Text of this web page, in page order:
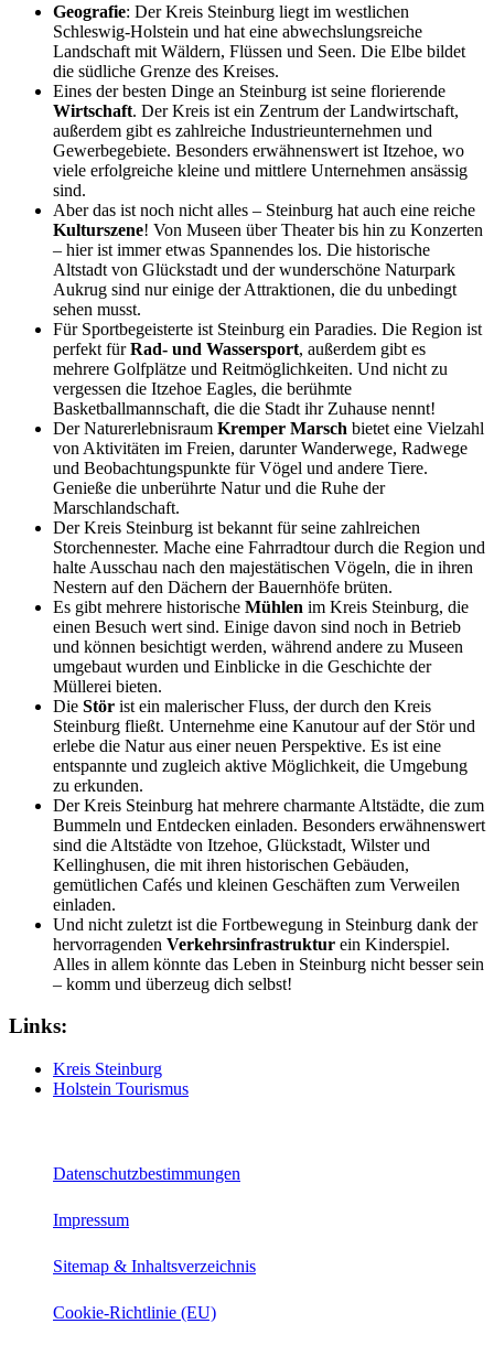
Geografie: Der Kreis Steinburg liegt im westlichen
Schleswig-Holstein und hat eine abwechslungsreiche
Landschaft mit Wäldern, Flüssen und Seen. Die Elbe bildet
die südliche Grenze des Kreises.
Eines der besten Dinge an Steinburg ist seine florierende
Wirtschaft. Der Kreis ist ein Zentrum der Landwirtschaft,
außerdem gibt es zahlreiche Industrieunternehmen und
Gewerbegebiete. Besonders erwähnenswert ist Itzehoe, wo
viele erfolgreiche kleine und mittlere Unternehmen ansässig
sind.
Aber das ist noch nicht alles – Steinburg hat auch eine reiche
Kulturszene! Von Museen über Theater bis hin zu Konzerten
– hier ist immer etwas Spannendes los. Die historische
Altstadt von Glückstadt und der wunderschöne Naturpark
Aukrug sind nur einige der Attraktionen, die du unbedingt
sehen musst.
Für Sportbegeisterte ist Steinburg ein Paradies. Die Region ist
perfekt fürRad- und Wassersport, außerdem gibt es
mehrere Golfplätze und Reitmöglichkeiten. Und nicht zu
vergessen die Itzehoe Eagles, die berühmte
Basketballmannschaft, die die Stadt ihr Zuhause nennt!
Der Naturerlebnisraum Kremper Marsch bietet eine Vielzahl
von Aktivitäten im Freien, darunter Wanderwege, Radwege
und Beobachtungspunkte für Vögel und andere Tiere.
Genieße die unberührte Natur und die Ruhe der
Marschlandschaft.
Der Kreis Steinburg ist bekannt für seine zahlreichen
Storchennester. Mache eine Fahrradtour durch die Region und
halte Ausschau nach den majestätischen Vögeln, die in ihren
Nestern auf den Dächern der Bauernhöfe brüten.
Es gibt mehrere historische Mühlen im Kreis Steinburg, die
einen Besuch wert sind. Einige davon sind noch in Betrieb
und können besichtigt werden, während andere zu Museen
umgebaut wurden und Einblicke in die Geschichte der
Müllerei bieten.
Die Stör ist ein malerischer Fluss, der durch den Kreis
Steinburg fließt. Unternehme eine Kanutour auf der Stör und
erlebe die Natur aus einer neuen Perspektive. Es ist eine
entspannte und zugleich aktive Möglichkeit, die Umgebung
zu erkunden.
Der Kreis Steinburg hat mehrere charmante Altstädte, die zum
Bummeln und Entdecken einladen. Besonders erwähnenswert
sind die Altstädte von Itzehoe, Glückstadt, Wilster und
Kellinghusen, die mit ihren historischen Gebäuden,
gemütlichen Cafés und kleinen Geschäften zum Verweilen
einladen.
Und nicht zuletzt ist die Fortbewegung in Steinburg dank der
hervorragenden Verkehrsinfrastruktur ein Kinderspiel.
Alles in allem könnte das Leben in Steinburg nicht besser sein
– komm und überzeug dich selbst!
Links:
Kreis Steinburg
Holstein Tourismus
Datenschutzbestimmungen
Impressum
Sitemap & Inhaltsverzeichnis
Cookie-Richtlinie (EU)